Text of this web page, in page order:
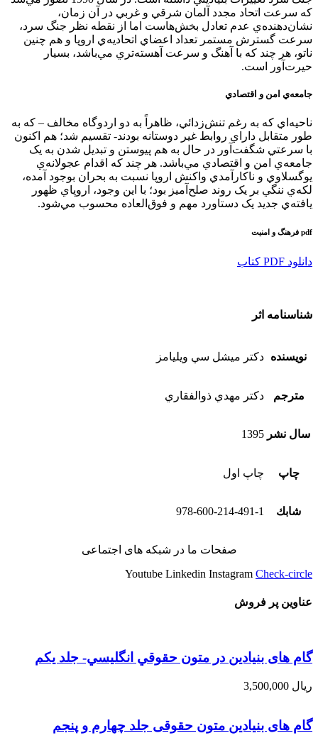
که سرعت اتحاد مجدد آلمان شرقي و غربي در آن زمان،
نشان‌دهنده‌ي عدم تعادل بخش‌هاست اما از نقطه نظر جنگ سرد،
سرعت گسترش مستمر تعداد اعضاي اتحاديه‌ي اروپا و هم چنين
ناتو، هر چند که با آهنگ و سرعت آهسته‌تري مي‌باشد، بسيار
حيرت‌آور است.
جامعه‌ي امن و اقتصادي
ناحيه‌اي که به رغم تنش‌زدائي، ظاهراً به دو اردوگاه مخالف – که به
طور متقابل داراي روابط غير دوستانه بودند- تقسيم شد؛ هم‌ اکنون
با سرعتي شگفت‌آور در حال به هم پيوستن و تبديل شدن به يک
جامعه‌ي امن و اقتصادي مي‌باشد. هر چند که اقدام عجولانه‌ي
يوگسلاوي و ناکارآمدي واکنش اروپا نسبت به بحران بوجود آمده،
لکه‌ي ننگي بر يک روند صلح‌آميز بود؛ با اين وجود، اروپاي ظهور
يافته‌ي جديد يک دستاورد مهم و فوق‌العاده محسوب مي‌شود.
pdf فرهنگ و امنيت
دانلود PDF كتاب
شناسنامه اثر
نویسنده دكتر ميشل سي ويليامز
مترجم دكتر مهدي ذوالفقاري
سال نشر 1395
چاپ چاپ اول
شابك 978-600-214-491-1
صفحات ما در شبکه های اجتماعی
Youtube Linkedin Instagram Check-circle
عناوین پر فروش
گام های بنیادین در متون حقوقي انگليسي- جلد يكم
ریال
گام های بنیادین متون حقوقی جلد چهارم و پنجم